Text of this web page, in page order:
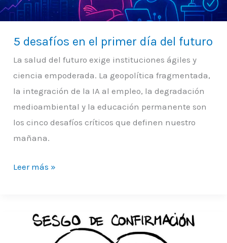
5 desafíos en el primer día del futuro
La salud del futuro exige instituciones ágiles y
ciencia empoderada. La geopolítica fragmentada,
la integración de la IA al empleo, la degradación
medioambiental y la educación permanente son
los cinco desafíos críticos que definen nuestro
mañana.
del
futuro
Leer más »